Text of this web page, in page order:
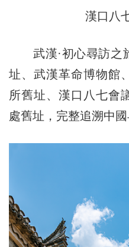
漢口八
武漢·初心尋訪之
址、武漢革命博物館
所舊址、漢口八七會
處舊址，完整追溯中國